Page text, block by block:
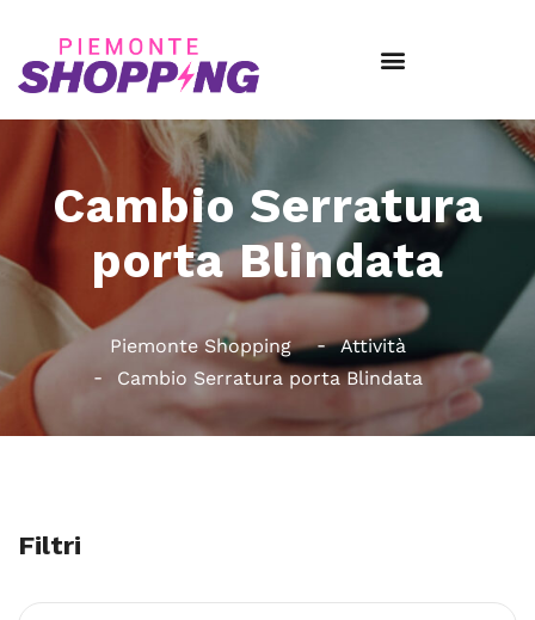
Cambio Serratura
porta Blindata
Piemonte Shopping
Attività
Cambio Serratura porta Blindata
Filtri